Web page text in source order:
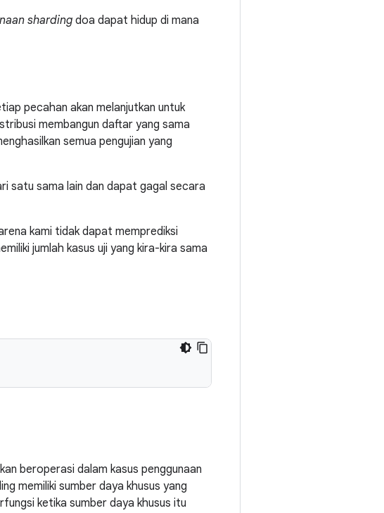
sharding doa dapat hidup di mana
pecahan akan melanjutkan untuk
membangun daftar yang sama
semua pengujian yang
satu sama lain dan dapat gagal secara
kami tidak dapat memprediksi
jumlah kasus uji yang kira-kira sama
beroperasi dalam kasus penggunaan
memiliki sumber daya khusus yang
ketika sumber daya khusus itu